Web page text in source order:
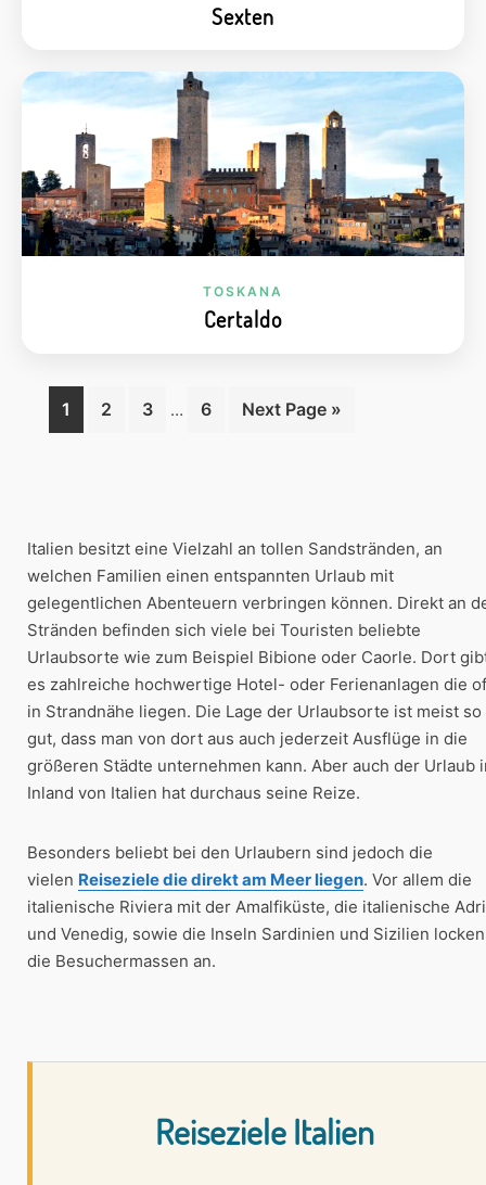
Sexten
TOSKANA
Certaldo
Page
1 Page
2 Page
3
Interim
… Page
6
Go
Next Page »
Primary
Italien besitzt eine Vielzahl an tollen Sandstränden, an
welchen Familien einen entspannten Urlaub mit
gelegentlichen Abenteuern verbringen können. Direkt an
Stränden befinden sich viele bei Touristen beliebte
Urlaubsorte wie zum Beispiel Bibione oder Caorle. Dort
es zahlreiche hochwertige Hotel- oder Ferienanlagen die
in Strandnähe liegen. Die Lage der Urlaubsorte ist meist so
gut, dass man von dort aus auch jederzeit Ausflüge in die
größeren Städte unternehmen kann. Aber auch der Urlaub
Inland von Italien hat durchaus seine Reize.
Besonders beliebt bei den Urlaubern sind jedoch die
vielen Reiseziele die direkt am Meer liegen. Vor allem die
italienische Riviera mit der Amalfiküste, die italienische
und Venedig, sowie die Inseln Sardinien und Sizilien locken
die Besuchermassen an.
Reiseziele Italien